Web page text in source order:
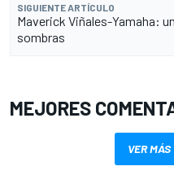
SIGUIENTE ARTÍCULO
Maverick Viñales-Yamaha:
sombras
MEJORES
VER